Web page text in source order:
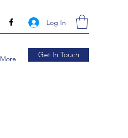
Log In
More Get In Touch